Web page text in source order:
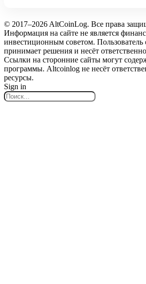
© 2017–2026 AltCoinLog. Все права
Информация на сайте не является
инвестиционным советом. Пользователь
принимает решения и несёт
Ссылки на сторонние сайты могут
программы. Altcoinlog не несёт
ресурсы.
Sign in